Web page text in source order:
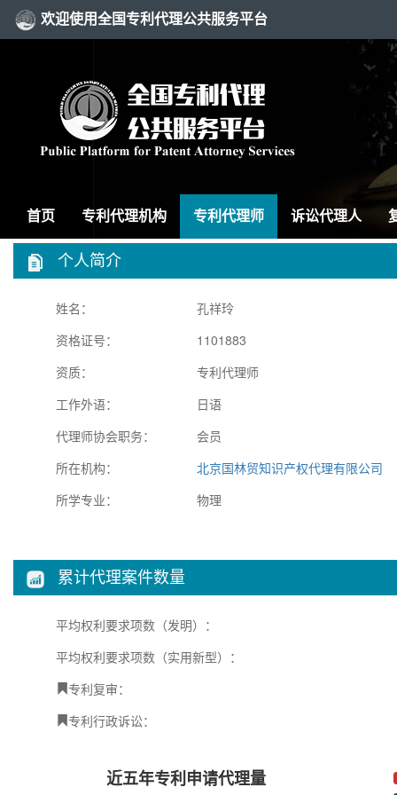
欢迎使用全国专利代理公共服务平台
首页 专利代理机构 专利代理师 诉讼代理人
个人简介
姓名：
孔祥玲
资格证号：
1101883
资质：
专利代理师
工作外语：
日语
代理师协会职务：
会员
所在机构：
北京国林贸知识产权代理有限公司
所学专业：
物理
累计代理案件数量
平均权利要求项数（发明）：
平均权利要求项数（实用新型）：
专利复审：
专利行政诉讼：